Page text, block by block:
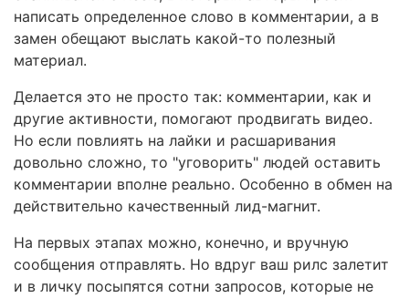
написать определенное слово в комментарии, а в
замен обещают выслать какой-то полезный
материал.
Делается это не просто так: комментарии, как и
другие активности, помогают продвигать видео.
Но если повлиять на лайки и расшаривания
довольно сложно, то "уговорить" людей оставить
комментарии вполне реально. Особенно в обмен на
действительно качественный лид-магнит.
На первых этапах можно, конечно, и вручную
сообщения отправлять. Но вдруг ваш рилс залетит
и в личку посыпятся сотни запросов, которые не